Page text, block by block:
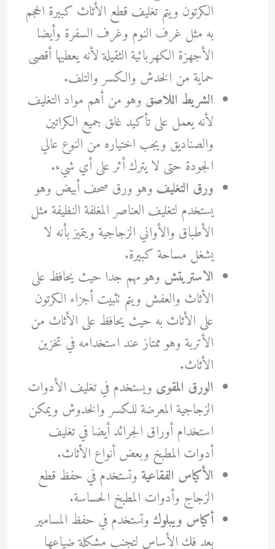
الكرتون ويتم تغليف قطع الأثاث كبيرة الحجم
به مثل غرف النوم وغرف السفرة وأيضا
الأجهزة الكهربائية الثقيلة لأنه يعطيها أقصى
حماية من الخدش والكسر والتلف.
الشريط اللاصق وهو من أهم مواد التغليف
لأنه يعمل على تأكيد غلق جميع الكراتين
والصناديق ويجب اختياره من النوع عالي
الجودة حتى لا يترك أثر على أي شيء.
ورق التغليف وهو ورق صحف أبيض وهو
يستخدم لتغليف العناصر المغلفة النظيفة مثل
الأطباق والأواني الزجاجية ويتميز بأنه لا
يشغل مساحة كبيرة.
الاستريتش وهو مهم جدا حيث يحافظ على
الأثاث والعفش ويتم تثبيت أجزاء الكرتون
على الأثاث به حيث يحافظ على الأثاث من
الأتربة وهو ممتاز عند استخدامه في تخزين
الأثاث.
الورق المقوى ويستخدم في تغليف الأدوات
الزجاجية المعرضة للكسر والخدوش ويمكن
استخدام أوراق الجرائد أيضا في تغليف
أدوات المطبخ وبعض أنواع الأثاث.
الأكياس الفقاعيةوتستخدم في حفظ قطع
الزجاج وأدوات المطبخ الحساسة.
أكياس ويبلوك وتستخدم في حفظ المسامير
بعد فك الأساس لتجنب مشكلة ضياعها